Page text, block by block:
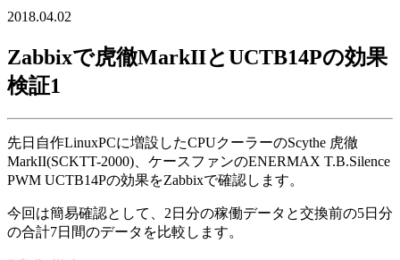
2018.04.02
Zabbixで虎徹MarkIIとUCTB14Pの効果
検証1
先日自作LinuxPCに増設したCPUクーラーのScythe 虎徹
MarkII(SCKTT-2000)、ケースファンのENERMAX T.B.Silence
PWM UCTB14Pの効果をZabbixで確認します。
今回は簡易確認として、2日分の稼働データと交換前の5日分
の合計7日間のデータを比較します。